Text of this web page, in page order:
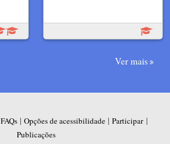
Ver mais
FAQs| Opções de acessibilidade| Participar|
Publicações